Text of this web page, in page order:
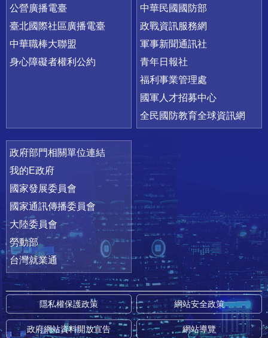
公營廣播電臺
臺北國際社區廣播電臺
中華職棒大聯盟
身心障礙者權利公約
中華民國國防部
政戰資訊服務網
軍事新聞通訊社
青年日報社
福利事業管理處
國軍人才招募中心
全民國防教育全球資訊網
政府部門相關單位連結
我的E政府
國家發展委員會
國家通訊傳播委員會
大陸委員會
勞動部
台灣就業通
隱私權保護政策 網站安全政策
政府網站資料開放宣告 網站導覽